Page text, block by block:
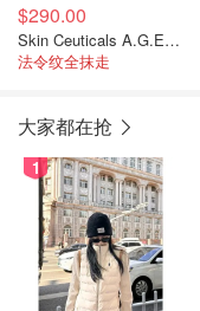
$290.00
Skin Ceuticals A.G.E 面霜 48ml
法令纹全抹走
大家都在抢
1